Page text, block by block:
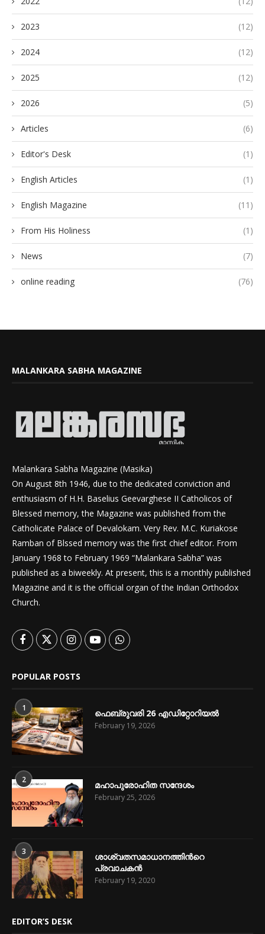
2023 (12)
2024 (12)
2025 (12)
2026 (5)
Articles (6)
Editor's Desk (1)
English Articles (1)
English Magazine (11)
From His Holiness (1)
News (7)
online reading (76)
MALANKARA SABHA MAGAZINE
Malankara Sabha Magazine (Masika)
On August 8th 1946, due to the dedicated conviction and
enthusiasm of H.H. Baselius Geevarghese II Catholicos of
Blessed memory, the Magazine was published from the
Catholicate Palace of Devalokam. Very Rev. M.C. Kuriakose
Ramban of Blssed memory was the first chief editor. From
January 1968 to February 1969 “Malankara Sabha” was
published as a biweekly. At present, this is a monthly published
Magazine and it is the official organ of the Indian Orthodox
Church.
POPULAR POSTS
1 ഫെബ്രുവരി 26 എഡിറ്റോറിയൽ
February 19, 2026
2 മഹാപുരോഹിത സന്ദേശം
February 25, 2026
3
ശാശ്വതസമാധാനത്തിന്‍റെ
പ്രവാചകന്‍
February 19, 2020
EDITOR’S DESK